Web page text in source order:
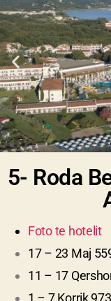
5- Roda
Foto te hotelit
17 – 23 Maj
11 – 17
1 – 7 Korrik